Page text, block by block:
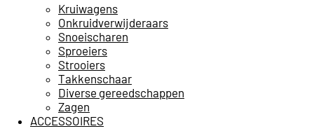
Kruiwagens
Onkruidverwijderaars
Snoeischaren
Sproeiers
Strooiers
Takkenschaar
Diverse gereedschappen
Zagen
ACCESSOIRES